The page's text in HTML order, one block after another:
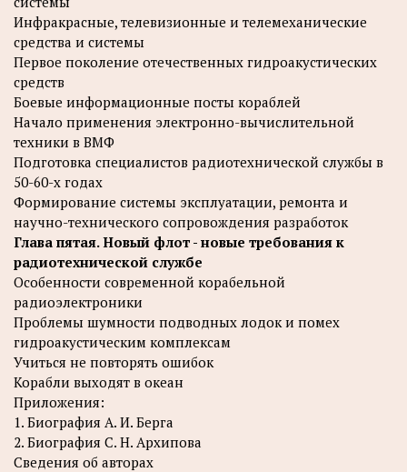
Инфракрасные, телевизионные и телемеханические
средства и системы
Первое поколение отечественных гидроакустических
средств
Боевые информационные посты кораблей
Начало применения электронно-вычислительной
техники в ВМФ
Подготовка специалистов радиотехнической службы в
50-60-х годах
Формирование системы эксплуатации, ремонта и
научно-технического сопровождения разработок
Глава пятая. Новый флот - новые требования к
радиотехнической службе
Особенности современной корабельной
радиоэлектроники
Проблемы шумности подводных лодок и помех
гидроакустическим комплексам
Учиться не повторять ошибок
Корабли выходят в океан
Приложения:
1. Биография А. И. Берга
2. Биография С. Н. Архипова
Сведения об авторах